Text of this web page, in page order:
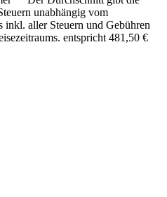
unabhängig vom
inkl. aller Steuern und Gebühren
entspricht 481,50 €